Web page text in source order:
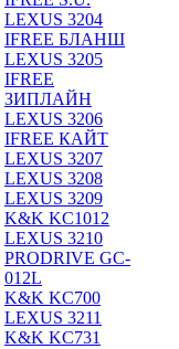
LEXUS 3204
IFREE БЛАНШ
LEXUS 3205
IFREE
ЗИПЛАЙН
LEXUS 3206
IFREE КАЙТ
LEXUS 3207
LEXUS 3208
LEXUS 3209
K&K KC1012
LEXUS 3210
PRODRIVE GC-
012L
K&K KC700
LEXUS 3211
K&K KC731